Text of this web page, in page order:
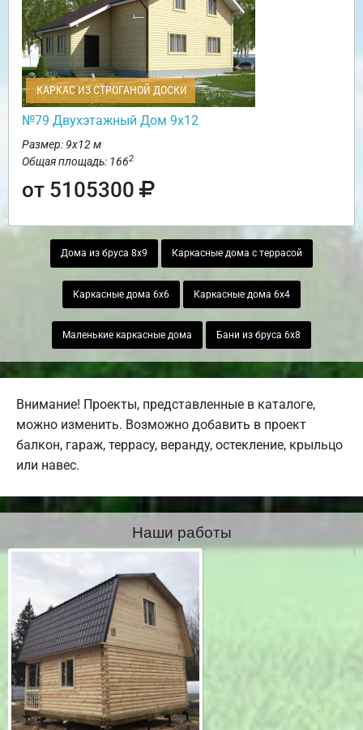
КАРКАС ИЗ СТРОГАНОЙ ДОСКИ
№79 Двухэтажный Дом 9х12
Размер: 9х12 м
Общая площадь: 1662
от 5105300
Дома из бруса 8х9 Каркасные дома с террасой
Каркасные дома 6х6 Каркасные дома 6х4
Маленькие каркасные дома Бани из бруса 6х8
Внимание! Проекты, представленные в каталоге,
можно изменить. Возможно добавить в проект
балкон, гараж, террасу, веранду, остекление, крыльцо
или навес.
Наши работы